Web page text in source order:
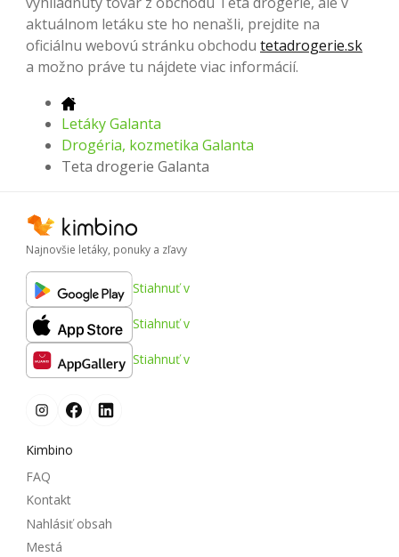
aktuálnom letáku ste ho nenašli, prejdite na
oficiálnu webovú stránku obchodu tetadrogerie.sk
a možno práve tu nájdete viac informácií.
Letáky Galanta
Drogéria, kozmetika Galanta
Teta drogerie Galanta
Najnovšie letáky, ponuky a zľavy
Stiahnuť v
Stiahnuť v
Stiahnuť v
Kimbino
FAQ
Kontakt
Nahlásiť obsah
Mestá